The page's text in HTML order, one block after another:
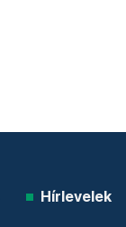
Hírlevelek